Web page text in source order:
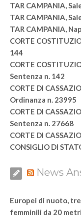
TAR CAMPANIA,
TAR CAMPANIA,
TAR CAMPANIA,
CORTE
144
CORTE
Sentenza n. 142
CORTE DI
Ordinanza n. 23995
CORTE DI
Sentenza n. 27668
CORTE DI
CONSIGLIO DI
News
Europei di nuoto,
femminili da 20